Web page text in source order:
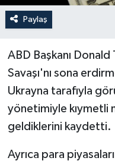
Paylaş
ABD Başkanı
Savaşı'nı sona
Ukrayna tarafıyla
yönetimiyle kıymetli
geldiklerini kaydetti.
Ayrıca para